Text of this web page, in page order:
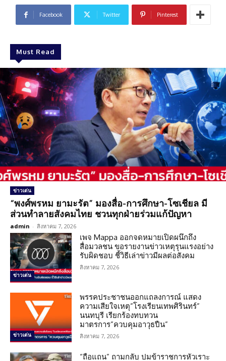
Facebook Twitter Pinterest
Must Read
ข่าวเด่น
“พงศ์พรหม ยามะรัต” มองสื่อ-การศึกษา-โซเชียล มี
ส่วนทำลายสังคมไทย ชวนทุกฝ่ายร่วมแก้ปัญหา
admin - สิงหาคม 7, 2026
ข่าวเด่น
เพจ Mappa ออกจดหมายเปิดผนึกถึง
สื่อมวลชน ขอรายงานข่าวเหตุรุนแรงอย่าง
รับผิดชอบ ชี้วิธีเล่าข่าวมีผลต่อสังคม
สิงหาคม 7, 2026
ข่าวเด่น
พรรคประชาชนออกแถลงการณ์ แสดง
ความเสียใจเหตุ”โรงเรียนเทพศิรินทร์”
นนทบุรี เรียกร้องทบทวน
มาตรการ”ควบคุมอาวุธปืน”
สิงหาคม 7, 2026
“ถือแถน” ถามกลับ ปมข้าราชการหัวเราะ